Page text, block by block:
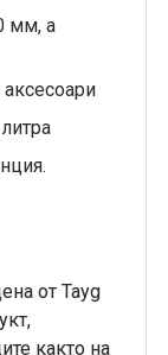
мм, а
от Tayg
както на